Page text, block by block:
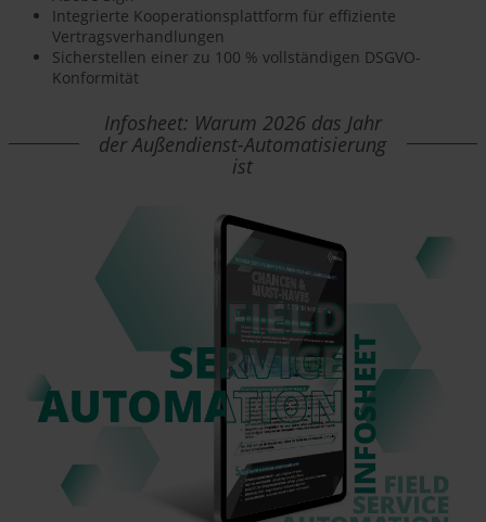
Integrierte Kooperationsplattform für effiziente
Vertragsverhandlungen
Sicherstellen einer zu 100 % vollständigen DSGVO-
Konformität
Infosheet: Warum 2026 das Jahr
der Außendienst-Automatisierung
ist